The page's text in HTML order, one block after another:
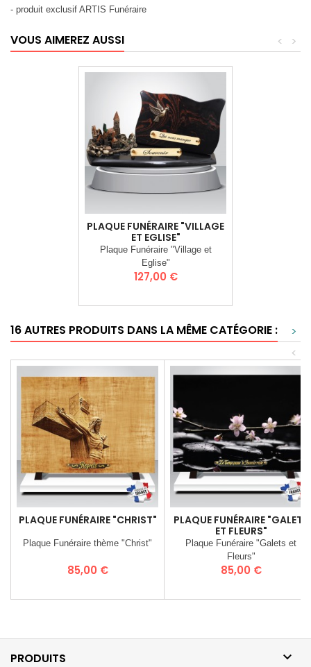
- produit exclusif ARTIS Funéraire
VOUS AIMEREZ AUSSI >
<
PLAQUE FUNÉRAIRE "VILLAGE
ET EGLISE"
Plaque Funéraire "Village et
Eglise"
Prix
127,00 €
16 AUTRES PRODUITS DANS LA MÊME CATÉGORIE :
>
<
PLAQUE FUNÉRAIRE "CHRIST"
Plaque Funéraire thème "Christ"
Prix
85,00 €
PLAQUE FUNÉRAIRE "GALETS
ET FLEURS"
Plaque Funéraire "Galets et
Fleurs"
Prix
85,00 €
PRODUITS 